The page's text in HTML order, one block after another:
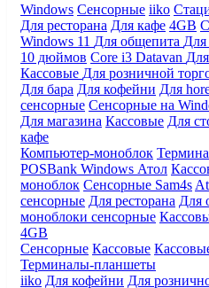
Windows Сенсорные iiko
Для ресторана Для кафе 4GB
Windows 11 Для общепита Для
10 дюймов Core i3 Datavan
Кассовые Для розничной
Для бара Для кофейни Для
сенсорные Сенсорные на
Для магазина Кассовые Для
кафе
Компьютер-моноблок
POSBank Windows Атол
моноблок Сенсорные Sam4s
сенсорные Для ресторана Для
моноблоки сенсорные
4GB
Сенсорные Кассовые
Терминалы-планшеты
iiko Для кофейни Для